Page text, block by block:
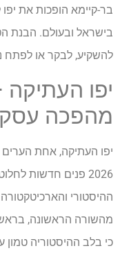
בר-קיימא הופכות את
בישראל ובעולם. הבנת
להשקיע, לבקר או לפתח
יפו
מהפכה
יפו העתיקה, אחת
2026 פנים חדשות
ההיסטורי
מהשורה הראשונה,
כי בלב ההיסטוריה